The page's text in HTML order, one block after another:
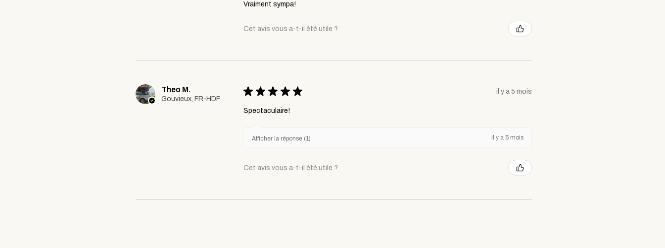
Vraiment sympa!
Cet avis vous a-t-il été utile ?
Theo M.
Gouvieux, FR-HDF
★ ★ ★ ★ ★ il y a 5 mois
Spectaculaire!
Afficher la réponse (1) il y a 5 mois
Cet avis vous a-t-il été utile ?